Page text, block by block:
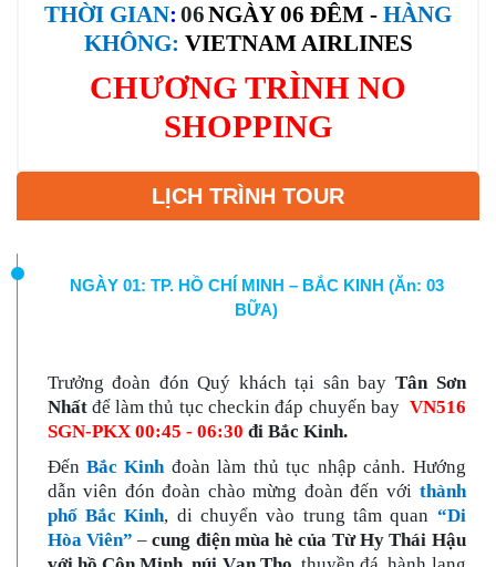
THỜI GIAN: 06NGÀY 06 ĐÊM - HÀNG
KHÔNG: VIETNAM AIRLINES
CHƯƠNG TRÌNH NO
SHOPPING
LỊCH TRÌNH TOUR
NGÀY 01: TP. HỒ CHÍ MINH – BẮC KINH (Ăn: 03
BỮA)
Trưởng đoàn đón Quý khách tại sân bay Tân Sơn
Nhấtđể làm thủ tục checkin đáp chuyến bay VN516
SGN-PKX 00:45 - 06:30 đi Bắc Kinh.
Đến Bắc Kinhđoàn làm thủ tục nhập cảnh. Hướng
dẫn viên đón đoàn chào mừng đoàn đến với thành
phố Bắc Kinh, di chuyển vào trung tâm quan “Di
Hòa Viên” –cung điện mùa hè của Từ Hy Thái Hậu